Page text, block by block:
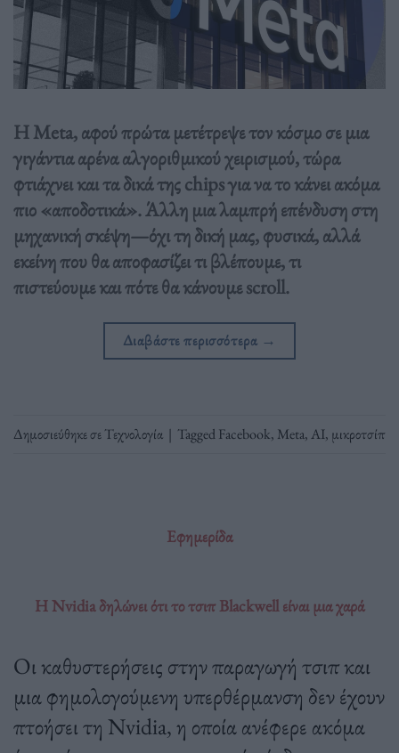
Η Meta, αφού πρώτα μετέτρεψε τον κόσμο σε μια
γιγάντια αρένα αλγοριθμικού χειρισμού, τώρα
φτιάχνει και τα δικά της chips για να το κάνει ακόμα
πιο «αποδοτικά». Άλλη μια λαμπρή επένδυση στη
μηχανική σκέψη—όχι τη δική μας, φυσικά, αλλά
εκείνη που θα αποφασίζει τι βλέπουμε, τι
πιστεύουμε και πότε θα κάνουμε scroll.
Διαβάστε περισσότερα →
Δημοσιεύθηκε σεΤεχνολογία | TaggedFacebook, Meta,ΑΙ, μικροτσίπ
Εφημερίδα
Η Nvidia δηλώνει ότι το τσιπ Blackwell είναι μια χαρά
Οι καθυστερήσεις στην παραγωγή τσιπ και
μια φημολογούμενη υπερθέρμανση δεν έχουν
πτοήσει τη Nvidia, η οποία ανέφερε ακόμα